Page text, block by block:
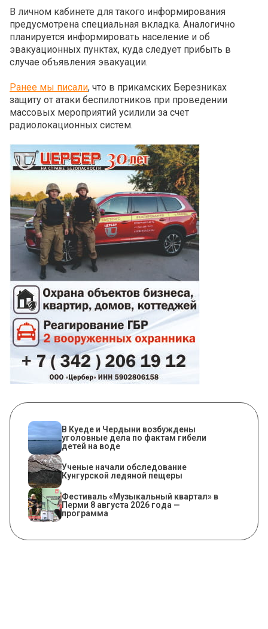
В личном кабинете для такого информирования
предусмотрена специальная вкладка. Аналогично
планируется информировать население и об
эвакуационных пунктах, куда следует прибыть в
случае объявления эвакуации.
Ранее мы писали, что в прикамских Березниках
защиту от атаки беспилотников при проведении
массовых мероприятий усилили за счет
радиолокационных систем.
В Куеде и Чердыни возбуждены
уголовные дела по фактам гибели
детей на воде
Ученые начали обследование
Кунгурской ледяной пещеры
Фестиваль «Музыкальный квартал» в
Перми 8 августа 2026 года —
программа